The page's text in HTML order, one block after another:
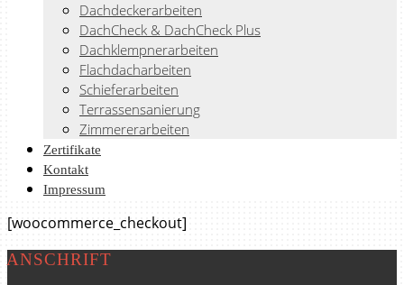
Dachdeckerarbeiten
DachCheck & DachCheck Plus
Dachklempnerarbeiten
Flachdacharbeiten
Schieferarbeiten
Terrassensanierung
Zimmererarbeiten
Zertifikate
Kontakt
Impressum
[woocommerce_checkout]
ANSCHRIFT